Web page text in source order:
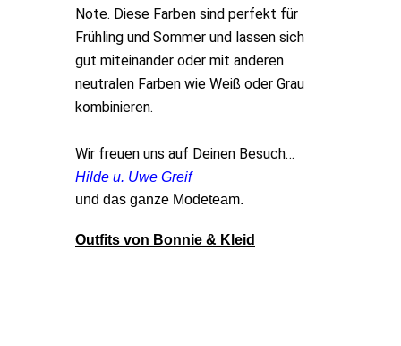
Note. Diese Farben sind perfekt für
Frühling und Sommer und lassen sich
gut miteinander oder mit anderen
neutralen Farben wie Weiß oder Grau
kombinieren.
Wir freuen uns auf Deinen Besuch…
Hilde u. Uwe Greif
und das ganze Modeteam.
Outfits von Bonnie & Kleid